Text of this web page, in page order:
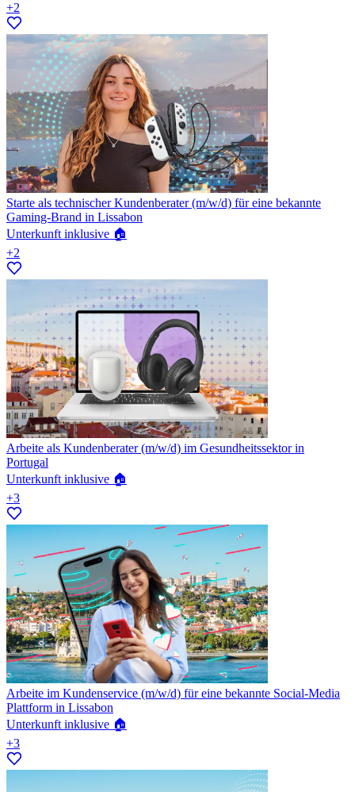
+2
Starte als technischer Kundenberater (m/w/d) für eine bekannte
Gaming-Brand in Lissabon
Unterkunft inklusive 🏠
+2
Arbeite als Kundenberater (m/w/d) im Gesundheitssektor in
Portugal
Unterkunft inklusive 🏠
+3
Arbeite im Kundenservice (m/w/d) für eine bekannte Social-Media
Plattform in Lissabon
Unterkunft inklusive 🏠
+3